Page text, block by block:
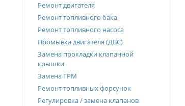
Ремонт двигателя
Ремонт топливного бака
Ремонт топливного насоса
Промывка двигателя (ДВС)
Замена прокладки клапанной
крышки
Замена ГРМ
Ремонт топливных форсунок
Регулировка / замена клапанов